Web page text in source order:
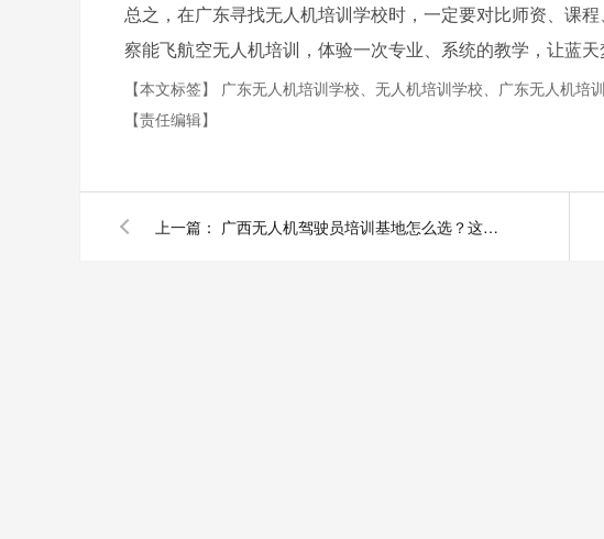
总之，在广东寻找无人机培训学校时，一定要对比师资、课
察能飞航空无人机培训，体验一次专业、系统的教学，让蓝天
【本文标签】 广东无人机培训学校、无人机培训学校、广东无人机培训
【责任编辑】
上一篇： 广西无人机驾驶员培训基地怎么选？这几个要点帮你避坑